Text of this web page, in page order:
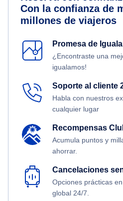
Con la confianza de
millones de viajeros
Promesa de
¿Encontraste una
igualamos!
Soporte al cliente
Habla con nuestros
cualquier lugar
Recompensas
Acumula puntos y
ahorrar.
Cancelaciones
Opciones prácticas
global 24/7.